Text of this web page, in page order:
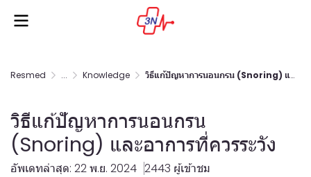
Resmed ... Knowledge วิธีแก้ปัญหาการนอนกรน (Snoring) และอาการที่ควรระวัง
วิธีแก้ปัญหาการนอนกรน
(Snoring) และอาการที่ควรระวัง
อัพเดทล่าสุด: 22 พ.ย. 2024 2443 ผู้เข้าชม